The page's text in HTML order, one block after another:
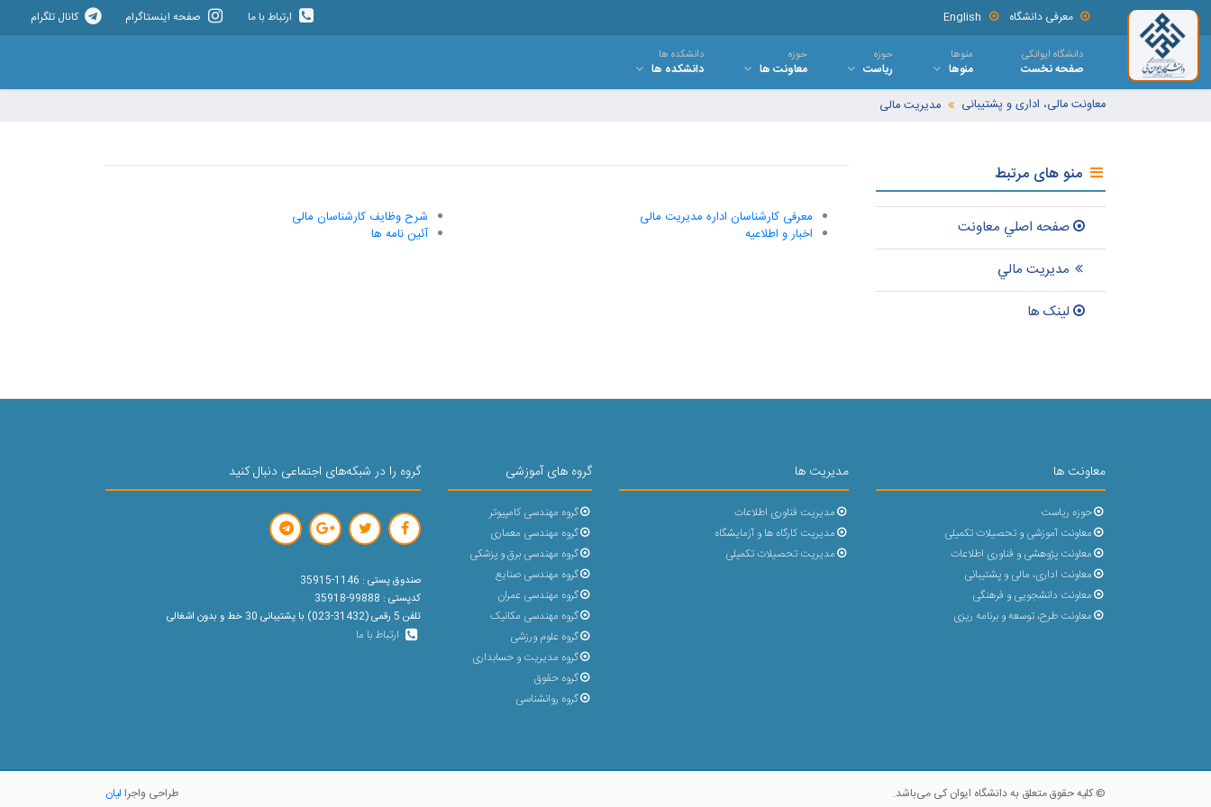
کانال تلگرام صفحه اینستاگرام ارتباط با ما معرفی دانشگاه English
دانشگاه ایوانکی
صفحه نخست
منوها
منوها
حوزه
ریاست
حوزه
معاونت ها
دانشکده ها
دانشکده ها
معاونت مالی، اداری و پشتیبانی مدیریت مالی
منو های مرتبط
صفحه اصلي معاونت
مديريت مالي
لينک ها
معرفی کارشناسان اداره مدیریت مالی
اخبار و اطلاعیه
شرح وظایف کارشناسان مالی
آئین نامه ها
معاونت ها
حوزه ریاست
معاونت آموزشی و تحصیلات تکمیلی
معاونت پژوهشی و فناوری اطلاعات
معاونت اداری، مالی و پشتیبانی
معاونت دانشجویی و فرهنگی
معاونت طرح، توسعه و برنامه ریزی
مدیریت ها
مدیریت فناوری اطلاعات
مدیریت کارگاه ها و آزمایشگاه
مدیریت تحصیلات تکمیلی
گروه های آموزشی
گروه مهندسی کامپیوتر
گروه مهندسی معماری
گروه مهندسی برق و پزشکی
گروه مهندسی صنایع
گروه مهندسی عمران
گروه مهندسی مکانیک
گروه علوم ورزشی
گروه مدیریت و حسابداری
گروه حقوق
گروه روانشناسی
گروه را در شبکه‌های اجتماعی دنبال کنید
صندوق پستی : 1146-35915
کدپستی : 99888-35918
تلفن 5 رقمی (31432-023) با پشتیبانی 30 خط و بدون اشغالی
ارتباط با ما
© کلیه حقوق متعلق به دانشگاه ایوان کی می‌باشد. طراحی واجرا لیان